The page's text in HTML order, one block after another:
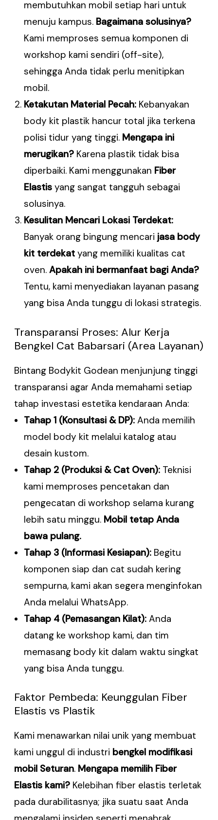
membutuhkan mobil setiap hari untuk
menuju kampus. Bagaimana solusinya?
Kami memproses semua komponen di
workshop kami sendiri (off-site),
sehingga Anda tidak perlu menitipkan
mobil.
Ketakutan Material Pecah: Kebanyakan
body kit plastik hancur total jika terkena
polisi tidur yang tinggi. Mengapa ini
merugikan? Karena plastik tidak bisa
diperbaiki. Kami menggunakan Fiber
Elastis yang sangat tangguh sebagai
solusinya.
Kesulitan Mencari Lokasi Terdekat:
Banyak orang bingung mencari jasa body
kit terdekat yang memiliki kualitas cat
oven.Apakah ini bermanfaat bagi Anda?
Tentu, kami menyediakan layanan pasang
yang bisa Anda tunggu di lokasi strategis.
Transparansi Proses: Alur Kerja
Bengkel Cat Babarsari (Area Layanan)
Bintang Bodykit Godean menjunjung tinggi
transparansi agar Anda memahami setiap
tahap investasi estetika kendaraan Anda:
Tahap 1 (Konsultasi & DP): Anda memilih
model body kit melalui katalog atau
desain kustom.
Tahap 2 (Produksi & Cat Oven): Teknisi
kami memproses pencetakan dan
pengecatan di workshop selama kurang
lebih satu minggu. Mobil tetap Anda
bawa pulang.
Tahap 3 (Informasi Kesiapan): Begitu
komponen siap dan cat sudah kering
sempurna, kami akan segera menginfokan
Anda melalui WhatsApp.
Tahap 4 (Pemasangan Kilat): Anda
datang ke workshop kami, dan tim
memasang body kit dalam waktu singkat
yang bisa Anda tunggu.
Faktor Pembeda: Keunggulan Fiber
Elastis vs Plastik
Kami menawarkan nilai unik yang membuat
kami unggul di industri bengkel modifikasi
mobil Seturan. Mengapa memilih Fiber
Elastis kami? Kelebihan fiber elastis terletak
pada durabilitasnya; jika suatu saat Anda